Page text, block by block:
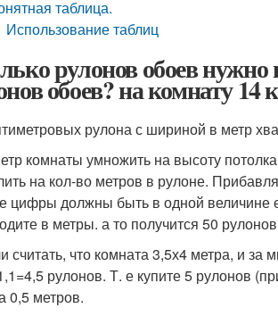
таблица.
Использование таблиц
рулонов обоев
обоев? на комнату
рулона с шириной в метр
комнаты умножить на высоту
на кол-во метров в рулоне.
цифры должны быть в одной величине
в метры. а то получится 50
считать, что комната 3,5х4 метра, и
рулонов. Т. е купите 5 рулонов
0,5 метров.